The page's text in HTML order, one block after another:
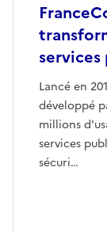
Lancé en
développé
millions
services
sécuri…